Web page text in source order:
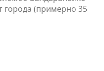
города (примерно 35